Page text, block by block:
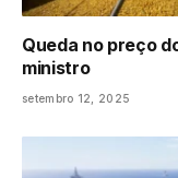
Queda no preço
ministro
setembro 12, 2025